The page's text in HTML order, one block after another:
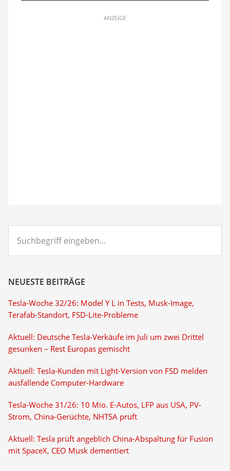
ANZEIGE
eingeben...
NEUESTE BEITRÄGE
Tesla-Woche 32/26: Model Y L in Tests, Musk-Image,
Terafab-Standort, FSD-Lite-Probleme
Aktuell: Deutsche Tesla-Verkäufe im Juli um zwei Drittel
gesunken – Rest Europas gemischt
Aktuell: Tesla-Kunden mit Light-Version von FSD melden
ausfallende Computer-Hardware
Tesla-Woche 31/26: 10 Mio. E-Autos, LFP aus USA, PV-
Strom, China-Gerüchte, NHTSA prüft
Aktuell: Tesla prüft angeblich China-Abspaltung für Fusion
mit SpaceX, CEO Musk dementiert